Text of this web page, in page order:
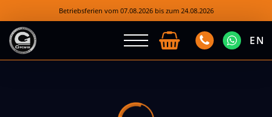
Betriebsferien vom 07.08.2026 bis zum 24.08.2026
EN